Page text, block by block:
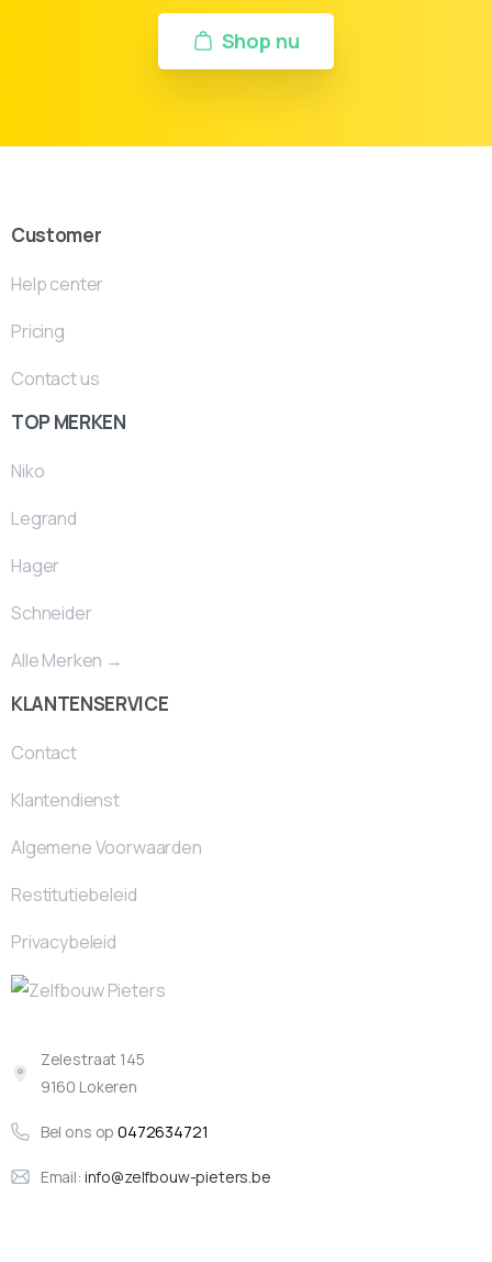
Shop nu
Customer
Help center
Pricing
Contact us
TOP MERKEN
Niko
Legrand
Hager
Schneider
Alle Merken →
KLANTENSERVICE
Contact
Klantendienst
Algemene Voorwaarden
Restitutiebeleid
Privacybeleid
Zelestraat 145
9160 Lokeren
Bel ons op0472634721
Email: info@zelfbouw-pieters.be